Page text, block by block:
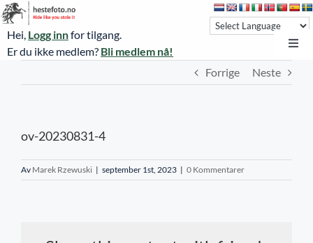
Skip
to
content
Hei, Logg innfor tilgang.
Er du ikke medlem? Bli medlem nå!
Øvrevoll treningsdager
NoARK
Forrige Neste
ov-20230831-4
Av Marek Rzewuski | september 1st, 2023 | 0 Kommentarer